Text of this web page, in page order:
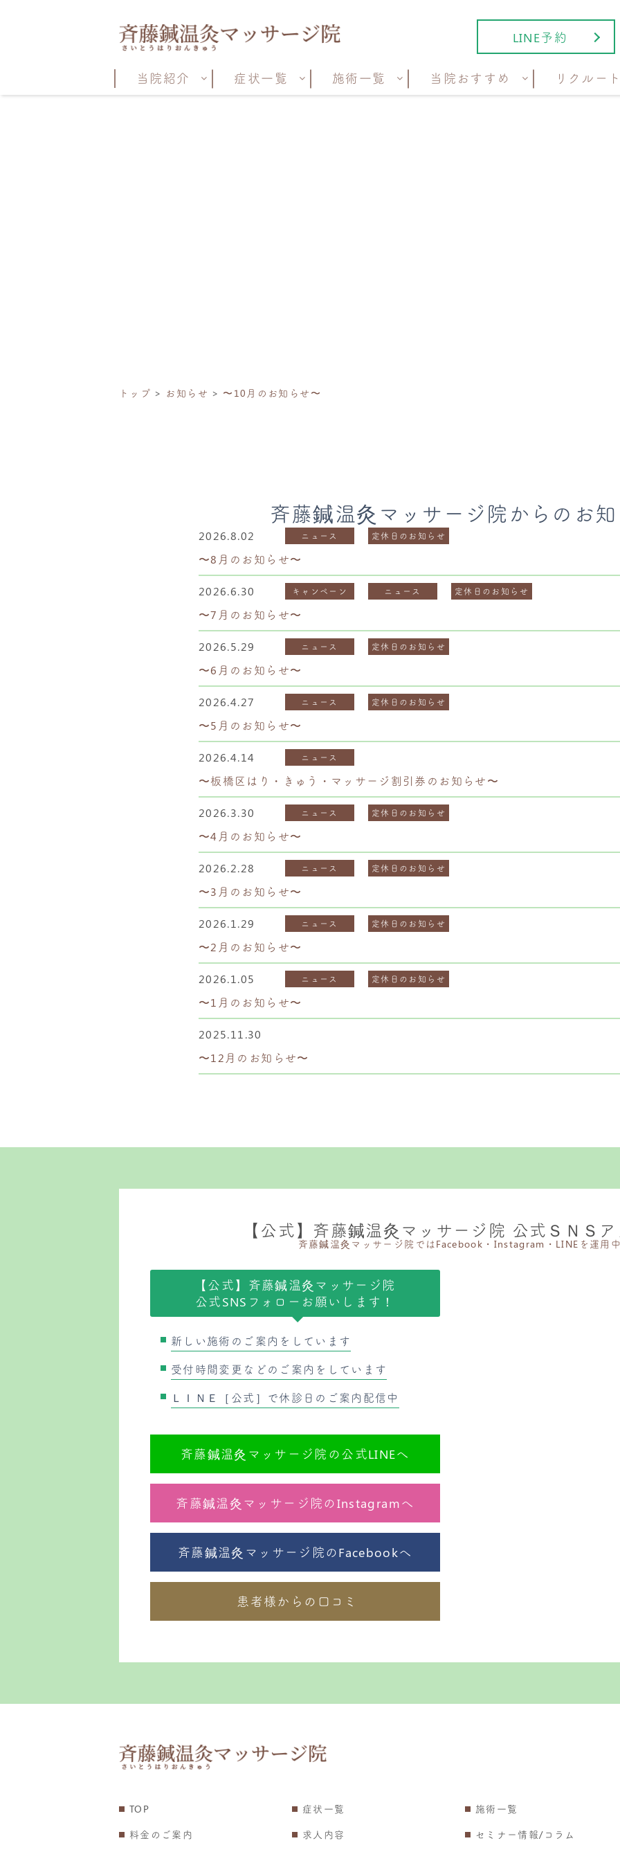
LINE予約
当院紹介 症状一覧 施術一覧 当院おすすめ リクルー
トップ お知らせ 〜10月のお知らせ〜
斉藤鍼温灸マッサージ院からのお
2026.8.02 ニュース 定休日のお知らせ
〜8月のお知らせ〜
2026.6.30 キャンペーン ニュース 定休日のお知らせ
〜7月のお知らせ〜
2026.5.29 ニュース 定休日のお知らせ
〜6月のお知らせ〜
2026.4.27 ニュース 定休日のお知らせ
〜5月のお知らせ〜
2026.4.14 ニュース
〜板橋区はり・きゅう・マッサージ割引券のお知らせ〜
2026.3.30 ニュース 定休日のお知らせ
〜4月のお知らせ〜
2026.2.28 ニュース 定休日のお知らせ
〜3月のお知らせ〜
2026.1.29 ニュース 定休日のお知らせ
〜2月のお知らせ〜
2026.1.05 ニュース 定休日のお知らせ
〜1月のお知らせ〜
2025.11.30
〜12月のお知らせ〜
【公式】斉藤鍼温灸マッサージ院 公式ＳＮＳ
斉藤鍼温灸マッサージ院ではFacebook・Instagram・LINEを運用
【公式】斉藤鍼温灸マッサージ院
公式SNSフォローお願いします！
新しい施術のご案内をしています
受付時間変更などのご案内をしています
ＬＩＮＥ［公式］で休診日のご案内配信中
斉藤鍼温灸マッサージ院の公式LINEへ
斉藤鍼温灸マッサージ院のInstagramへ
斉藤鍼温灸マッサージ院のFacebookへ
患者様からの口コミ
TOP 症状一覧
施術一覧
料金のご案内
求人内容 セミナー情報/コラム